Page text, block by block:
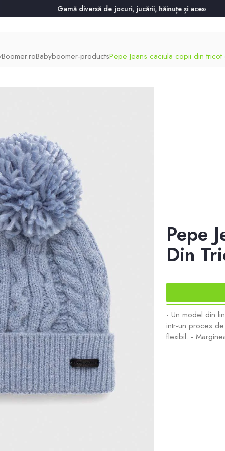
Gamă diversă de jocuri, jucării, hăinuțe și acesorii
Babyboomer-productsPepe Jeans caciula copii din tricot
Pepe
Din
- Un model din
intr-un proces
flexibil. -